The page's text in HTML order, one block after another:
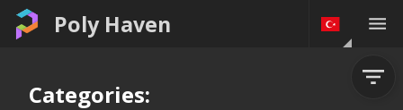
Poly Haven
Categories: